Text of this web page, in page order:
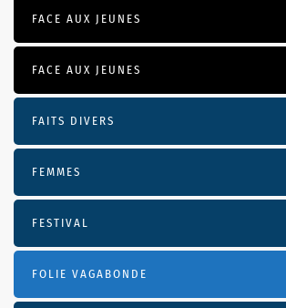
FACE AUX JEUNES
FACE AUX JEUNES
FAITS DIVERS
FEMMES
FESTIVAL
FOLIE VAGABONDE